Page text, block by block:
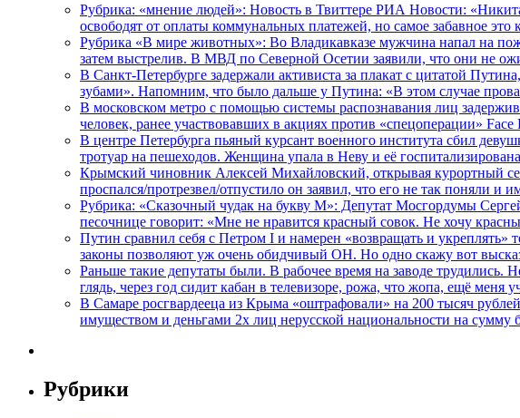
Рубрика: «мнение людей»: Новость в Твиттере РИА Новости:
освободят от оплаты коммунальных платежей, но самое забавное
Рубрика «В мире животных»: Во Владикавказе мужчина напал на
затем выстрелив. В МВД по Северной Осетии заявили, что они не
В Санкт-Петербурге задержали активиста за плакат с цитатой
зубами». Напомним, что было дальше у Путина: «В этом случае
В московском метро с помощью системы распознавания лиц
человек, ранее участвовавших в акциях против «спецоперации»
В центре Петербурга пьяный курсант военного института сбил
тротуар на пешеходов. Женщина упала в Неву и её
Крымский чиновник Алексей Михайловский, открывая курортный
проспался/протрезвел/отпустило он заявил, что его не так поняли
Рубрика: «Сказочный чудак на букву М»: Депутат Мосгордумы
песочнице говорит: «Мне не нравится красный совок. Не хочу
Путин сравнил себя с Петром I и намерен «возвращать и
законы позволяют уж очень обидчивый ОН. Но одно скажу вот
Раньше такие депутаты были. В рабочее время на заводе
глядь, через год сидит кабан в телевизоре, рожа, что жопа, ещё
В Самаре росгвардееца из Крыма «оштрафовали» на 200 тысяч
имуществом и деньгами 2х лиц нерусской национальности на
Рубрики